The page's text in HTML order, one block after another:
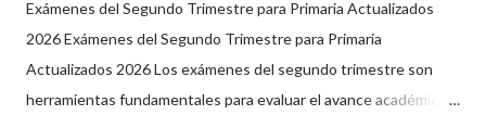
Exámenes del Segundo Trimestre para Primaria Actualizados
2026 Exámenes del Segundo Trimestre para Primaria
Actualizados 2026 Los exámenes del segundo trimestre son
herramientas fundamentales para evaluar el avance académico